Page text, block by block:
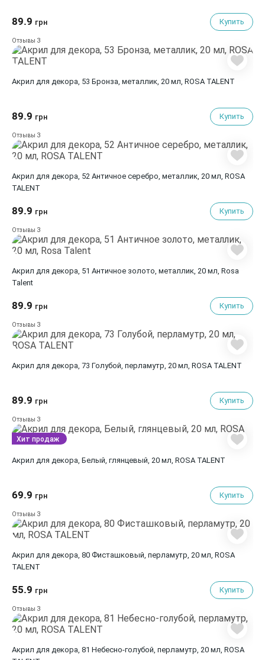
89.9 грн Купить
Отзывы 3
Акрил для декора, 53 Бронза, металлик, 20 мл, ROSA TALENT
89.9 грн Купить
Отзывы 3
Акрил для декора, 52 Античное серебро, металлик, 20 мл, ROSA
TALENT
89.9 грн Купить
Отзывы 3
Акрил для декора, 51 Античное золото, металлик, 20 мл, Rosa
Talent
89.9 грн Купить
Отзывы 3
Акрил для декора, 73 Голубой, перламутр, 20 мл, ROSA TALENT
89.9 грн Купить
Отзывы 3
Акрил для декора, Белый, глянцевый, 20 мл, ROSA TALENT
69.9 грн Купить
Отзывы 3
Хит продаж
Акрил для декора, 80 Фисташковый, перламутр, 20 мл, ROSA
TALENT
55.9 грн Купить
Отзывы 3
Акрил для декора, 81 Небесно-голубой, перламутр, 20 мл, ROSA